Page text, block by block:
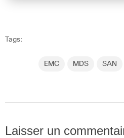
Tags:
EMC MDS SAN
Laisser un